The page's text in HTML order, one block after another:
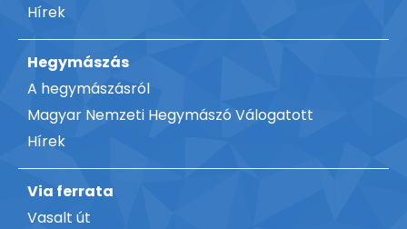
Hírek
Hegymászás
A hegymászásról
Magyar Nemzeti Hegymászó Válogatott
Hírek
Via ferrata
Vasalt út